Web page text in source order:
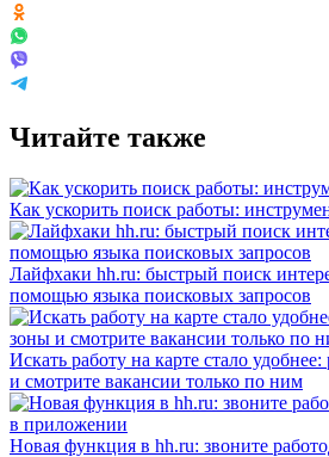
Читайте также
Как ускорить поиск работы:
Лайфхаки hh.ru: быстрый поиск
помощью языка поисковых запросов
Искать работу на карте стало
и смотрите вакансии только по ним
Новая функция в hh.ru: звоните